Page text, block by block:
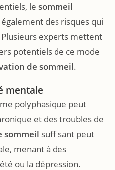
lesommeil
des risques qui
experts mettent
potentiels de ce mode
de sommeil.
mentale
polyphasique peut
et des troubles de
sommeil suffisant peut
menant à des
ou la dépression.